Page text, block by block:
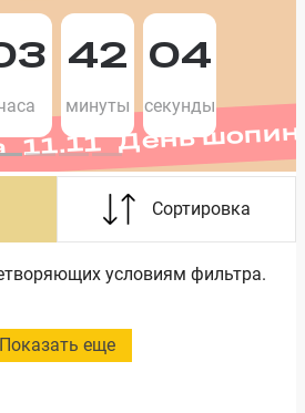
День
42
минуты
04
секунды
условиям фильтра.
Показать еще